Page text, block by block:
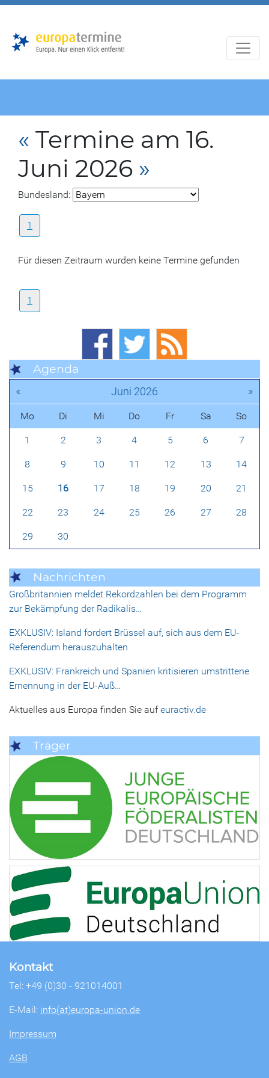
« Termine am 16.
Juni 2026 »
Bundesland:
1
Für diesen Zeitraum wurden keine Termine gefunden
1
Agenda
« Juni 2026 »
Mo Di Mi Do Fr Sa So
1 2 3 4 5 6 7
8 9 10 11 12 13 14
15 16 17 18 19 20 21
22 23 24 25 26 27 28
29 30
Nachrichten
Großbritannien meldet Rekordzahlen bei dem Programm
zur Bekämpfung der Radikalis…
EXKLUSIV: Island fordert Brüssel auf, sich aus dem EU-
Referendum herauszuhalten
EXKLUSIV: Frankreich und Spanien kritisieren umstrittene
Ernennung in der EU-Auß…
Aktuelles aus Europa finden Sie aufeuractiv.de
Träger
Kontakt
Tel: +49 (0)30 - 921014001
E-Mail: info(at)europa-union.de
Impressum
AGB